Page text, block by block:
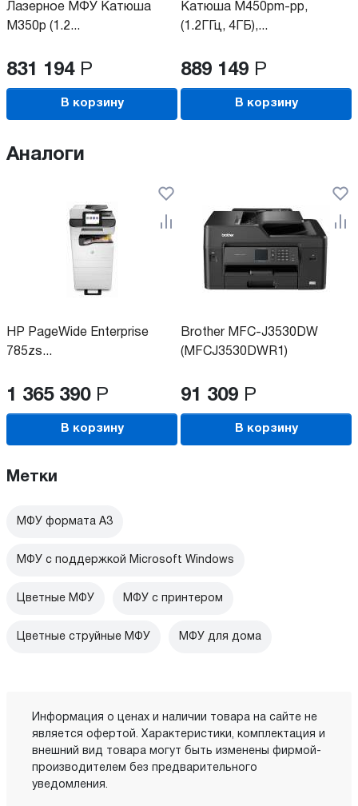
Лазерное МФУ Катюша
М350p (1.2...
831 194 Р
В корзину
Катюша М450pm-pp,
(1.2ГГц, 4ГБ),...
889 149 Р
В корзину
Аналоги
HP PageWide Enterprise
785zs...
1 365 390 Р
В корзину
Brother MFC-J3530DW
(MFCJ3530DWR1)
91 309 Р
В корзину
Метки
МФУ формата А3
МФУ с поддержкой Microsoft Windows
Цветные МФУ МФУ с принтером
Цветные струйные МФУ МФУ для дома
Информация о ценах и наличии товара на сайте не
является офертой. Характеристики, комплектация и
внешний вид товара могут быть изменены фирмой-
производителем без предварительного
уведомления.